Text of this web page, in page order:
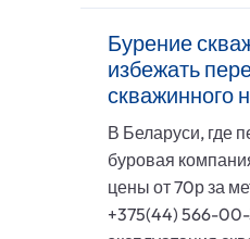
Бурение
избежать
скважинного
В Беларуси, где
буровая
цены от 70р за
+375(44) 566-